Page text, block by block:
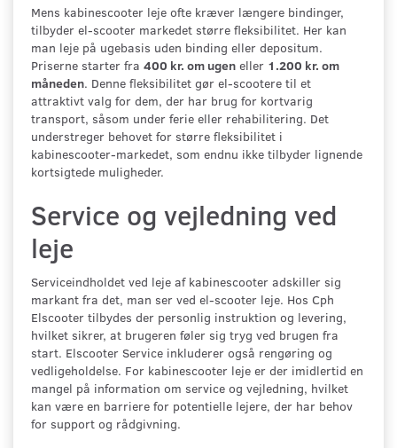
Mens kabinescooter leje ofte kræver længere bindinger,
tilbyder el-scooter markedet større fleksibilitet. Her kan
man leje på ugebasis uden binding eller depositum.
Priserne starter fra 400 kr. om ugen eller 1.200 kr. om
måneden. Denne fleksibilitet gør el-scootere til et
attraktivt valg for dem, der har brug for kortvarig
transport, såsom under ferie eller rehabilitering. Det
understreger behovet for større fleksibilitet i
kabinescooter-markedet, som endnu ikke tilbyder lignende
kortsigtede muligheder.
Service og vejledning ved
leje
Serviceindholdet ved leje af kabinescooter adskiller sig
markant fra det, man ser ved el-scooter leje. Hos Cph
Elscooter tilbydes der personlig instruktion og levering,
hvilket sikrer, at brugeren føler sig tryg ved brugen fra
start. Elscooter Service inkluderer også rengøring og
vedligeholdelse. For kabinescooter leje er der imidlertid en
mangel på information om service og vejledning, hvilket
kan være en barriere for potentielle lejere, der har behov
for support og rådgivning.